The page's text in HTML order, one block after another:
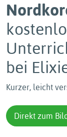
bei
Kurzer, leicht
Direkt zum